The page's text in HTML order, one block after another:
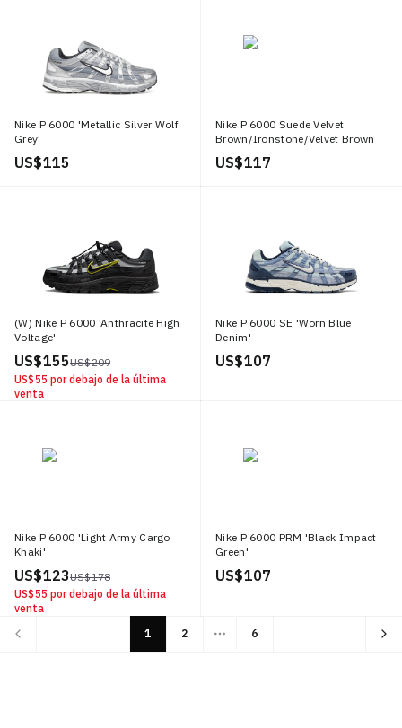
Nike P 6000 'Metallic Silver Wolf
Grey'
US$ 115
Nike P 6000 Suede Velvet
Brown/Ironstone/Velvet Brown
US$ 117
(W) Nike P 6000 'Anthracite High
Voltage'
US$ 155US$ 209
US$ 55 por debajo de la última
venta
Nike P 6000 SE 'Worn Blue
Denim'
US$ 107
Nike P 6000 'Light Army Cargo
Khaki'
US$ 123US$ 178
US$ 55 por debajo de la última
venta
Nike P 6000 PRM 'Black Impact
Green'
US$ 107
1 2
More pages
6